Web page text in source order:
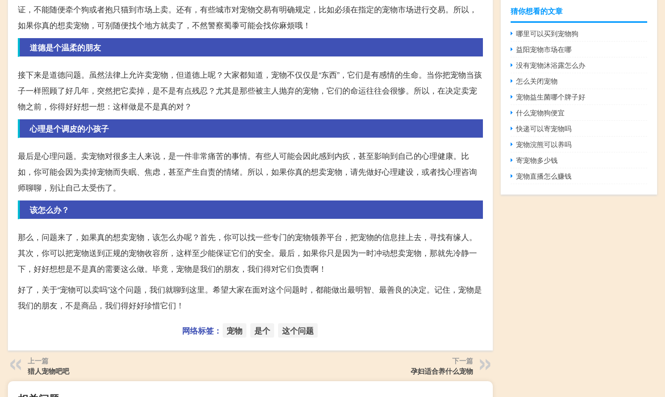
证，不能随便牵个狗或者抱只猫到市场上卖。还有，有些城市对宠物交易有明确规定，比如必须在指定的宠物市场进行交易。所以，
如果你真的想卖宠物，可别随便找个地方就卖了，不然警察蜀黍可能会找你麻烦哦！
道德是个温柔的朋友
接下来是道德问题。虽然法律上允许卖宠物，但道德上呢？大家都知道，宠物不仅仅是“东西”，它们是有感情的生命。当你把宠物当孩
子一样照顾了好几年，突然把它卖掉，是不是有点残忍？尤其是那些被主人抛弃的宠物，它们的命运往往会很惨。所以，在决定卖宠
物之前，你得好好想一想：这样做是不是真的对？
心理是个调皮的小孩子
最后是心理问题。卖宠物对很多主人来说，是一件非常痛苦的事情。有些人可能会因此感到内疚，甚至影响到自己的心理健康。比
如，你可能会因为卖掉宠物而失眠、焦虑，甚至产生自责的情绪。所以，如果你真的想卖宠物，请先做好心理建设，或者找心理咨询
师聊聊，别让自己太受伤了。
该怎么办？
那么，问题来了，如果真的想卖宠物，该怎么办呢？首先，你可以找一些专门的宠物领养平台，把宠物的信息挂上去，寻找有缘人。
其次，你可以把宠物送到正规的宠物收容所，这样至少能保证它们的安全。最后，如果你只是因为一时冲动想卖宠物，那就先冷静一
下，好好想想是不是真的需要这么做。毕竟，宠物是我们的朋友，我们得对它们负责啊！
好了，关于“宠物可以卖吗”这个问题，我们就聊到这里。希望大家在面对这个问题时，都能做出最明智、最善良的决定。记住，宠物是
我们的朋友，不是商品，我们得好好珍惜它们！
网络标签： 宠物 是个 这个问题
上一篇
猎人宠物吧吧
下一篇
孕妇适合养什么宠物
猜你想看的文章
哪里可以买到宠物狗
益阳宠物市场在哪
没有宠物沐浴露怎么办
怎么关闭宠物
宠物益生菌哪个牌子好
什么宠物狗便宜
快递可以寄宠物吗
宠物浣熊可以养吗
寄宠物多少钱
宠物直播怎么赚钱